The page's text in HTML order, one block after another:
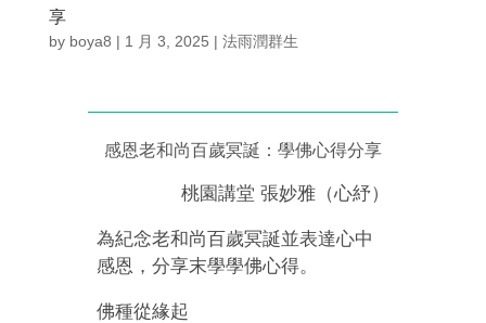
享
by boya8 | 1 月 3, 2025 | 法雨潤群生
感恩老和尚百歲冥誕：學佛心得分享
桃園講堂 張妙雅（心紓）
為紀念老和尚百歲冥誕並表達心中
感恩，分享末學學佛心得。
佛種從緣起